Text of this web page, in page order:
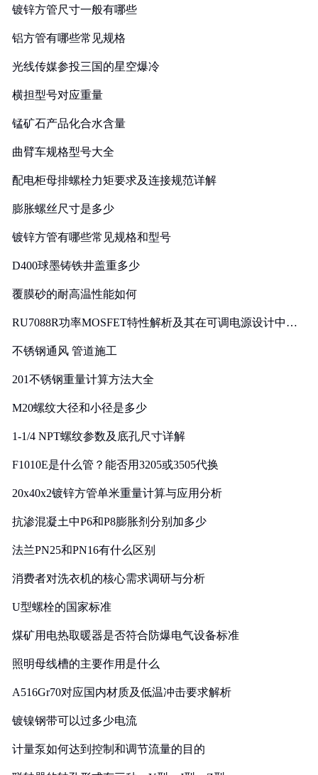
镀锌方管尺寸一般有哪些
铝方管有哪些常见规格
光线传媒参投三国的星空爆冷
横担型号对应重量
锰矿石产品化合水含量
曲臂车规格型号大全
配电柜母排螺栓力矩要求及连接规范详解
膨胀螺丝尺寸是多少
镀锌方管有哪些常见规格和型号
D400球墨铸铁井盖重多少
覆膜砂的耐高温性能如何
RU7088R功率MOSFET特性解析及其在可调电源设计中的
不锈钢通风 管道施工
201不锈钢重量计算方法大全
M20螺纹大径和小径是多少
1-1/4 NPT螺纹参数及底孔尺寸详解
F1010E是什么管？能否用3205或3505代换
20x40x2镀锌方管单米重量计算与应用分析
抗渗混凝土中P6和P8膨胀剂分别加多少
法兰PN25和PN16有什么区别
消费者对洗衣机的核心需求调研与分析
U型螺栓的国家标准
煤矿用电热取暖器是否符合防爆电气设备标准
照明母线槽的主要作用是什么
A516Gr70对应国内材质及低温冲击要求解析
镀镍钢带可以过多少电流
计量泵如何达到控制和调节流量的目的